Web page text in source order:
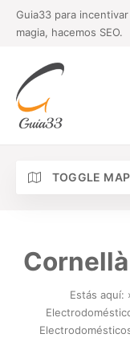
Guia33 para
magia, hacemos SEO.
TOGGLE MAP
Estás aquí: